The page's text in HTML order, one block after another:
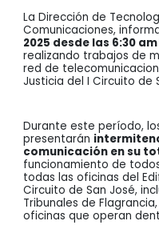
La Dirección de
Comunicaciones,
2025 desde las 6:30
realizando trabajos de
red de
Justicia del I Circuito de
Durante este período,
presentarán
comunicación en su
funcionamiento de
todas las oficinas del
Circuito de San José,
Tribunales de
oficinas que operan